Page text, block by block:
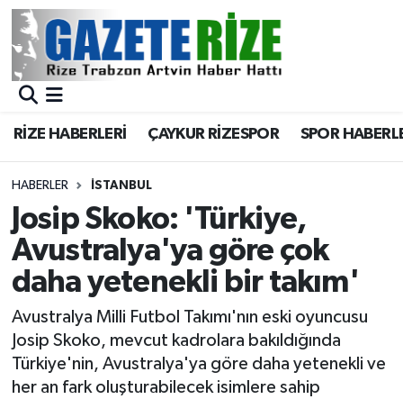
RİZE HABERLERİ ÇAYKUR RİZESPOR SPOR
HABERLER İSTANBUL
Josip Skoko: 'Türkiye,
Avustralya'ya göre çok
daha yetenekli bir takım'
Avustralya Milli Futbol Takımı'nın eski oyuncusu
Josip Skoko, mevcut kadrolara bakıldığında
Türkiye'nin, Avustralya'ya göre daha yetenekli ve
her an fark oluşturabilecek isimlere sahip
BÖLGEMİZ
Asayiş
Rize Jandarma Komutanlığı
Bilim Teknoloji
Bölge
Advertising news
Canlı Maç
Merkez Nöbetçi Eczaneler
Merkez Trafik Yoğunluk Haritası
Süper Lig Puan Durumu ve Fikstür
Tüm Manşetler
Son Dakika Haberleri
Haber Arşivi